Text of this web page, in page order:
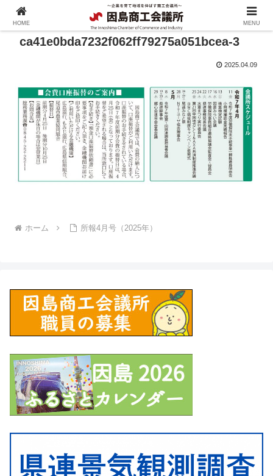
ca41e0bda7232f062ff79275a051bcea-3
2025.04.09
ホーム 所報4月号（2025年）
HOME MENU